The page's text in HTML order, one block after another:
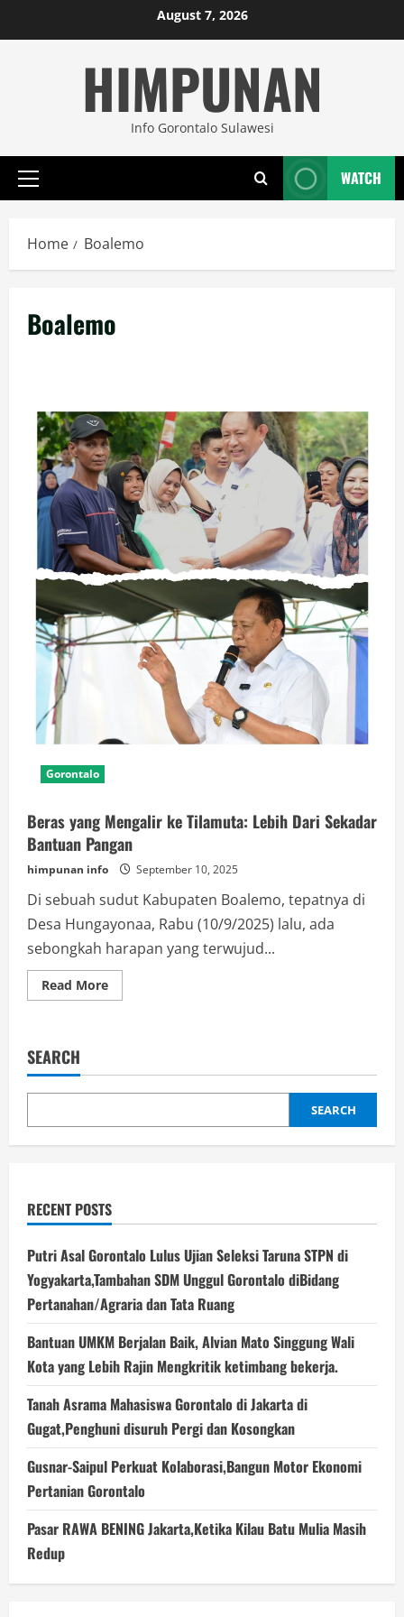
to
August 7, 2026
HIMPUNAN
Info Gorontalo Sulawesi
Primary
WATCH
Home Boalemo
Boalemo
Gorontalo
Beras yang Mengalir ke Tilamuta: Lebih Dari Sekadar
Bantuan Pangan
himpunan info September 10, 2025
Di sebuah sudut Kabupaten Boalemo, tepatnya di
Desa Hungayonaa, Rabu (10/9/2025) lalu, ada
sebongkah harapan yang terwujud...
Read MoreRead
more
Tilamuta:
Dari
Bantuan
SEARCH
SEARCH
RECENT POSTS
Putri Asal Gorontalo Lulus Ujian Seleksi Taruna STPN di
Yogyakarta,Tambahan SDM Unggul Gorontalo diBidang
Pertanahan/Agraria dan Tata Ruang
Bantuan UMKM Berjalan Baik, Alvian Mato Singgung Wali
Kota yang Lebih Rajin Mengkritik ketimbang bekerja.
Tanah Asrama Mahasiswa Gorontalo di Jakarta di
Gugat,Penghuni disuruh Pergi dan Kosongkan
Gusnar-Saipul Perkuat Kolaborasi,Bangun Motor Ekonomi
Pertanian Gorontalo
Pasar RAWA BENING Jakarta,Ketika Kilau Batu Mulia Masih
Redup